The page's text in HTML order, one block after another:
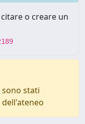
o creare un
stati